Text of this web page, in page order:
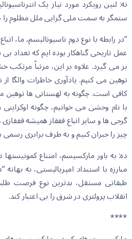
نه: لنین رویکرد مورد نیاز یک
ستمگر به سمت ملی گرایی ملل مظلوم
“در رابطه با نوع دوم ناسیونالیسم، ما،
عمل تاریخی گناهکار بوده ایم که تعداد
بر می گیرد. علاوه بر این، مرتباً
توهین می کنیم. یادآوری خاطرات والگا
کافی است. چگونه به لهستانی ها توهین
با نام وحشی می خوانیم، چگونه
گرجی ها و سایر اتباع قفقاز همیشه قفقازی
چیز را جبران کنیم و به طرف برابری رسمی
ده: به باور مارکسیسم، امتناع
مبارزه با استبداد امپریالیستی، به بهانه
طبقاتی مستقل، بدترین نوع فرصت
انقلاب پرولتری در شرق را بی اعتبار کند.
****